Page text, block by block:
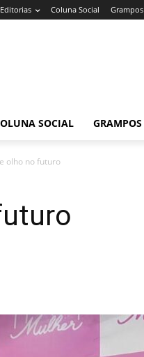
Editorias Coluna Social Grampos
SOCIAL GRAMPOS
olho no futuro